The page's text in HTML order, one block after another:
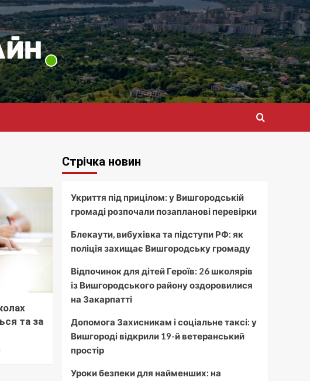
та за
Стрічка новин
Укриття під прицілом: у Вишгородській
громаді розпочали позапланові перевірки
Блекаути, вибухівка та підступи РФ: як
поліція захищає Вишгородську громаду
Відпочинок для дітей Героїв: 26 школярів
із Вишгородського району оздоровилися
на Закарпатті
Допомога Захисникам і соціальне таксі: у
Вишгороді відкрили 19-й ветеранський
простір
Уроки безпеки для найменших: на